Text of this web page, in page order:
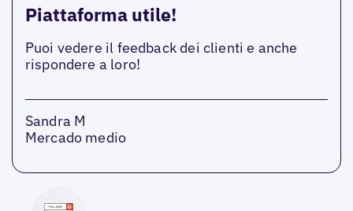
Piattaforma utile!
Puoi vedere il feedback dei clienti e anche
rispondere a loro!
Sandra M
Mercado medio